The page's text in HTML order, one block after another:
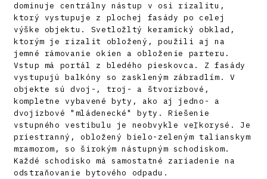
dominuje centrálny nástup v osi rizalitu,
ktorý vystupuje z plochej fasády po celej
výške objektu. Svetložltý keramický obklad,
ktorým je rizalit obložený, použili aj na
jemné rámovanie okien a obloženie parteru.
Vstup má portál z bledého pieskovca. Z fasády
vystupujú balkóny so zaskleným zábradlím. V
objekte sú dvoj-, troj- a štvorizbové,
kompletne vybavené byty, ako aj jedno- a
dvojizbové "mládenecké" byty. Riešenie
vstupného vestibulu je neobvykle veľkorysé. Je
priestranný, obložený bielo-zeleným talianskym
mramorom, so širokým nástupným schodiskom.
Každé schodisko má samostatné zariadenie na
odstraňovanie bytového odpadu.